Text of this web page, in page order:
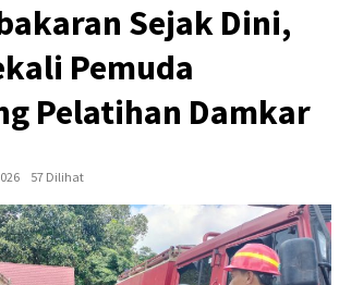
Sejak Dini,
Pemuda
Pelatihan Damkar
57 Dilihat